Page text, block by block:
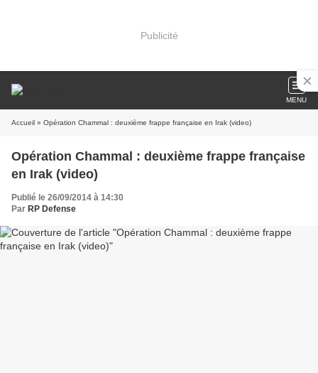
Publicité
MENU
Accueil » Opération Chammal : deuxième frappe française en Irak (video)
Opération Chammal : deuxième frappe française
en Irak (video)
Publié le 26/09/2014 à 14:30
Par RP Defense